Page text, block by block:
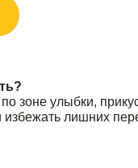
Что
Что
зоне улыбки,
избежать лишних